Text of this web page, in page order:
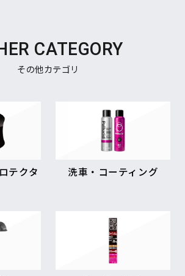
CATEGORY
その他カテゴリ
テクタ
洗車・コーティング